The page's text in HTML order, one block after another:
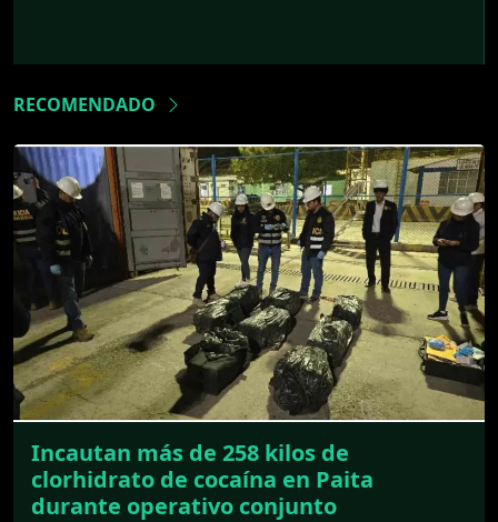
RECOMENDADO
Incautan más de 258 kilos de
clorhidrato de cocaína en Paita
durante operativo conjunto